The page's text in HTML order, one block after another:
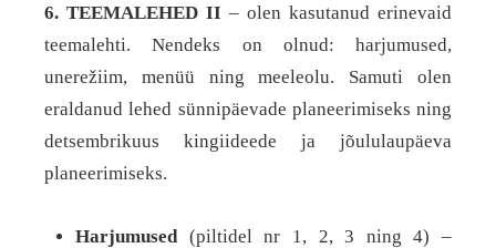
6. TEEMALEHED II – olen kasutanud erinevaid
teemalehti. Nendeks on olnud: harjumused,
unerežiim, menüü ning meeleolu. Samuti olen
eraldanud lehed sünnipäevade planeerimiseks ning
detsembrikuus kingiideede ja jõululaupäeva
planeerimiseks.
Harjumused (piltidel nr 1, 2, 3 ning 4) –